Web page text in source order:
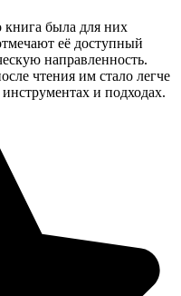
книга была для них
её доступный
направленность.
чтения им стало легче
и подходах.